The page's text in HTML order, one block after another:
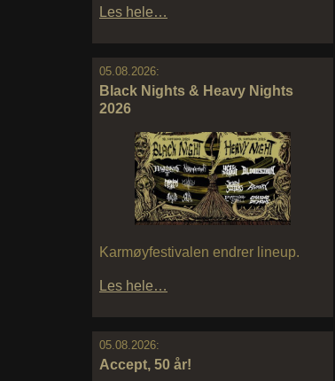
Les hele…
05.08.2026:
Black Nights & Heavy Nights
2026
Karmøyfestivalen endrer lineup.
Les hele…
05.08.2026:
Accept, 50 år!